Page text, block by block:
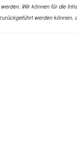
Wir können für die
werden können,